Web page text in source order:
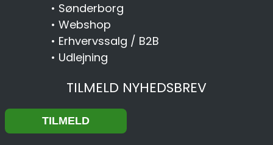
• Sønderborg
• Webshop
• Erhvervssalg / B2B
• Udlejning
TILMELD NYHEDSBREV